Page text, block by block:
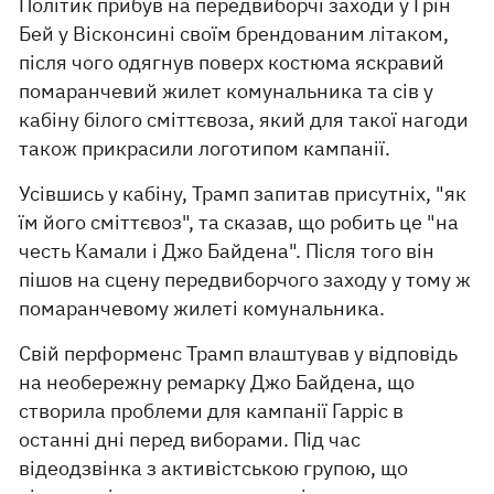
Бей у Вісконсині своїм брендованим літаком,
після чого одягнув поверх костюма яскравий
помаранчевий жилет комунальника та сів у
кабіну білого сміттєвоза, який для такої нагоди
також прикрасили логотипом кампанії.
Усівшись у кабіну, Трамп запитав присутніх, "як
їм його сміттєвоз", та сказав, що робить це "на
честь Камали і Джо Байдена". Після того він
пішов на сцену передвиборчого заходу у тому ж
помаранчевому жилеті комунальника.
Свій перформенс Трамп влаштував у відповідь
на необережну ремарку Джо Байдена, що
створила проблеми для кампанії Гарріс в
останні дні перед виборами. Під час
відеодзвінка з активістською групою, що